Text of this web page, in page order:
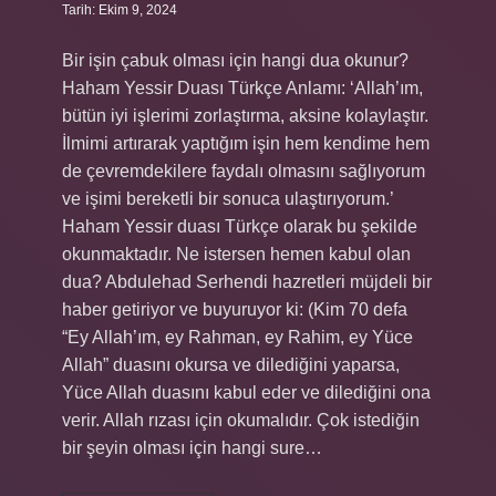
Tarih: Ekim 9, 2024
Bir işin çabuk olması için hangi dua okunur?
Haham Yessir Duası Türkçe Anlamı: ‘Allah’ım,
bütün iyi işlerimi zorlaştırma, aksine kolaylaştır.
İlmimi artırarak yaptığım işin hem kendime hem
de çevremdekilere faydalı olmasını sağlıyorum
ve işimi bereketli bir sonuca ulaştırıyorum.’
Haham Yessir duası Türkçe olarak bu şekilde
okunmaktadır. Ne istersen hemen kabul olan
dua? Abdulehad Serhendi hazretleri müjdeli bir
haber getiriyor ve buyuruyor ki: (Kim 70 defa
“Ey Allah’ım, ey Rahman, ey Rahim, ey Yüce
Allah” duasını okursa ve dilediğini yaparsa,
Yüce Allah duasını kabul eder ve dilediğini ona
verir. Allah rızası için okumalıdır. Çok istediğin
bir şeyin olması için hangi sure…